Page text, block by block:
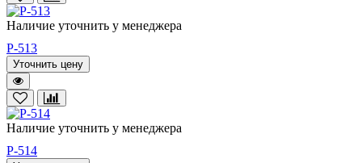
Наличие уточнить у менеджера
P-513
Уточнить цену
Наличие уточнить у менеджера
P-514